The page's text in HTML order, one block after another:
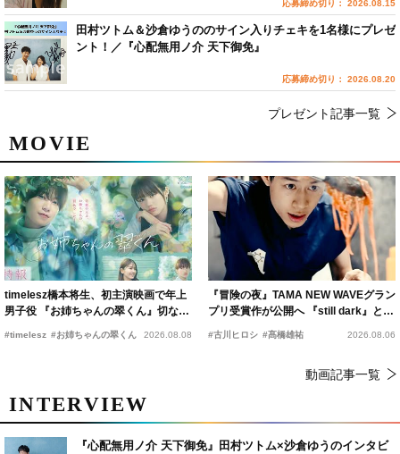
MOVIE
timelesz橋本将生、初主演映画で年上
男子役 『お姉ちゃんの翠くん』切ない
恋の幕開けを予感
#timelesz #お姉ちゃんの翠くん 2026.08.08
『冒険の夜』TAMA NEW WAVEグラン
プリ受賞作が公開へ 『still dark』と同
時上映決定
#古川ヒロシ #髙橋雄祐 2026.08.06
動画記事一覧
INTERVIEW
『心配無用ノ介 天下御免』田村ツトム×沙倉ゆうのインタビ
応募締め切り： 2026.08.15
田村ツトム＆沙倉ゆうののサイン入りチェキを1名様にプレゼ
ント！／『心配無用ノ介 天下御免』
応募締め切り： 2026.08.20
プレゼント記事一覧